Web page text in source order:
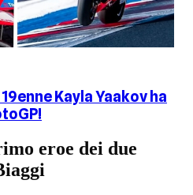
Kayla Yaakov ha
eroe dei due